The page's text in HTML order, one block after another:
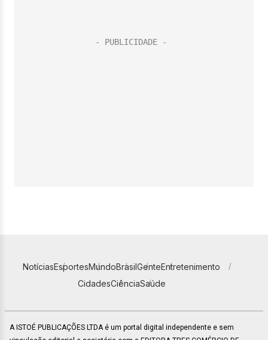
NotíciasEsportesMundoBrasilGenteEntretenimento
CidadesCiênciaSaúde
A ISTOÉ PUBLICAÇÕES LTDA é um portal digital independente e sem